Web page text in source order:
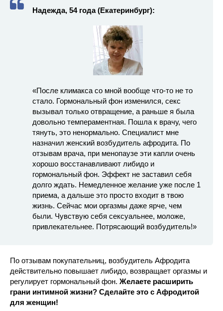
Надежда, 54 года (Екатеринбург):
«После климакса со мной вообще что-то не то
стало. Гормональный фон изменился, секс
вызывал только отвращение, а раньше я была
довольно темпераментная. Пошла к врачу, чего
тянуть, это ненормально. Специалист мне
назначил женский возбудитель афродита. По
отзывам врача, при менопаузе эти капли очень
хорошо восстанавливают либидо и
гормональный фон. Эффект не заставил себя
долго ждать. Немедленное желание уже после 1
приема, а дальше это просто входит в твою
жизнь. Сейчас мои оргазмы даже ярче, чем
были. Чувствую себя сексуальнее, моложе,
привлекательнее. Потрясающий возбудитель!»
По отзывам покупательниц, возбудитель Афродита
действительно повышает либидо, возвращает оргазмы и
регулирует гормональный фон. Желаете расширить
грани интимной жизни? Сделайте это с Афродитой
для женщин!